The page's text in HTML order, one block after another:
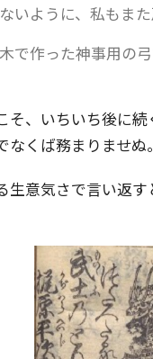
いように、私もまた
で作った神事用の
そ、いちいち後に
くば務まりませぬ
意気さで言い返す